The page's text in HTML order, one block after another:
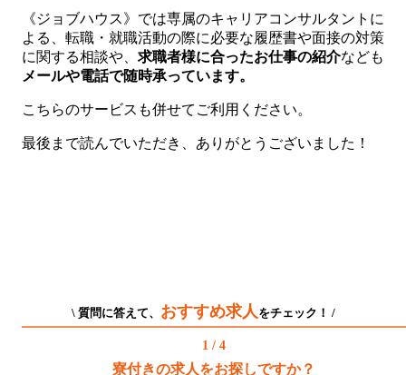
《ジョブハウス》では専属のキャリアコンサルタントに
よる、転職・就職活動の際に必要な履歴書や面接の対策
に関する相談や、 求職者様に合ったお仕事の紹介なども
メールや電話で随時承っています。
こちらのサービスも併せてご利用ください。
最後まで読んでいただき、ありがとうございました！
\ 質問に答えて、 おすすめ求人をチェック！ /
1 / 4
寮付きの求人をお探しですか？